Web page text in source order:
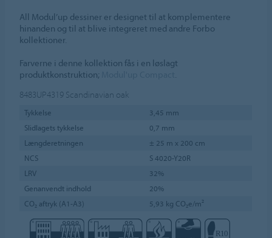
All Modul’up dessiner er designet til at komplementere
hinanden og til at blive integreret med andre Forbo
kollektioner.
Farverne i denne kollektion fås i en løslagt
produktkonstruktion;
.
8483UP4319 Scandinavian oak
Tykkelse
3,45 mm
Slidlagets tykkelse
0,7 mm
Længderetningen
± 25 m x 200 cm
NCS
S 4020-Y20R
LRV
32%
Genanvendt indhold
20%
CO₂ aftryk (A1-A3)
5,93 kg CO₂e/m²